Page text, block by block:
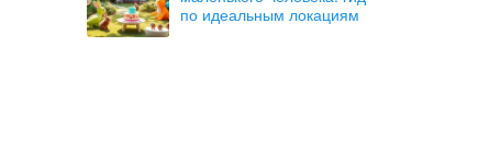
по идеальным локациям